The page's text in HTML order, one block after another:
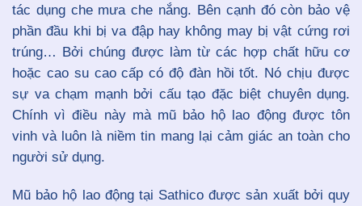
tác dụng che mưa che nắng. Bên cạnh đó còn bảo vệ
phần đầu khi bị va đập hay không may bị vật cứng rơi
trúng… Bởi chúng được làm từ các hợp chất hữu cơ
hoặc cao su cao cấp có độ đàn hồi tốt. Nó chịu được
sự va chạm mạnh bởi cấu tạo đặc biệt chuyên dụng.
Chính vì điều này mà mũ bảo hộ lao động được tôn
vinh và luôn là niềm tin mang lại cảm giác an toàn cho
người sử dụng.
Mũ bảo hộ lao động tại Sathico được sản xuất bởi quy